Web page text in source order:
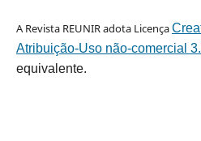
A Revista REUNIR adota Licença
Atribuição-Uso não-comercial
equivalente.